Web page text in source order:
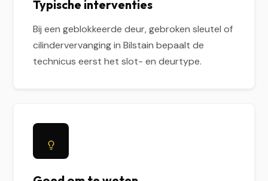
Typische interventies
Bij een geblokkeerde deur, gebroken sleutel of
cilindervervanging in Bilstain bepaalt de
technicus eerst het slot- en deurtype.